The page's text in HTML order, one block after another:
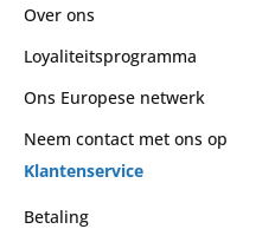
Over ons
Loyaliteitsprogramma
Ons Europese netwerk
Neem contact met ons op
Klantenservice
Betaling